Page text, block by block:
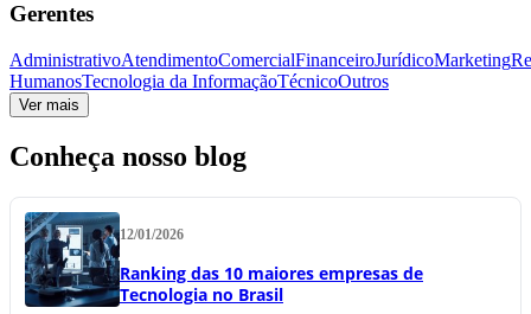
Gerentes
AdministrativoAtendimentoComercialFinanceiroJurídicoMarketing
HumanosTecnologia da InformaçãoTécnicoOutros
Ver mais
Conheça nosso blog
12/01/2026
Ranking das 10 maiores empresas de
Tecnologia no Brasil